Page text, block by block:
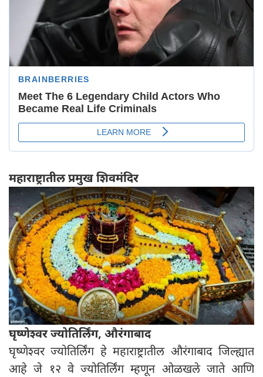
महाराष्ट्रातील प्रमुख शिवमंदिर
घृष्णेश्वर ज्योतिर्लिंग, औरंगाबाद
घृष्णेश्वर ज्योतिर्लिंग हे महाराष्ट्रातील औरंगाबाद जिल्ह्यात
आहे जे १२ वे ज्योतिर्लिंग म्हणून ओळखले जाते आणि